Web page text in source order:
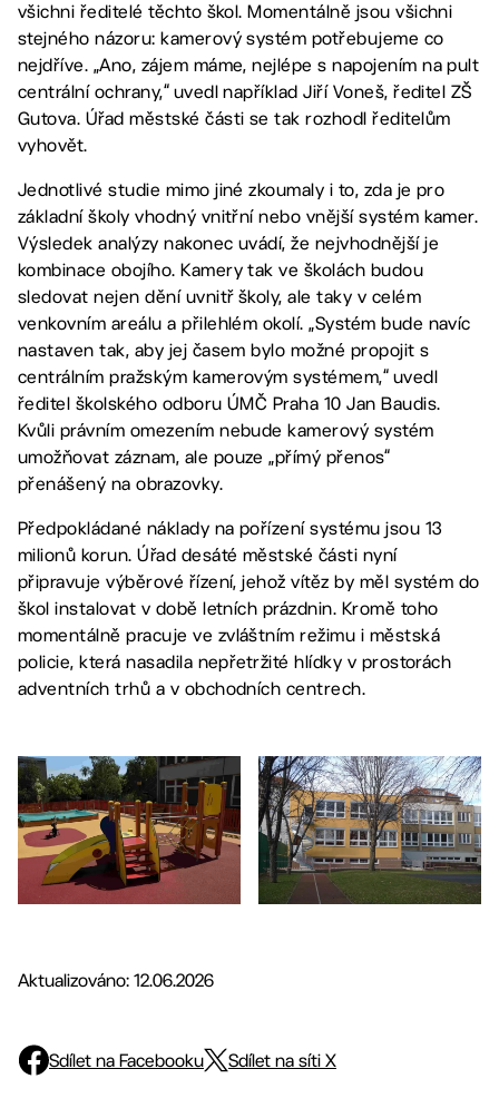
všichni ředitelé těchto škol. Momentálně jsou všichni
stejného názoru: kamerový systém potřebujeme co
nejdříve. „Ano, zájem máme, nejlépe s napojením na pult
centrální ochrany,“ uvedl například Jiří Voneš, ředitel ZŠ
Gutova. Úřad městské části se tak rozhodl ředitelům
vyhovět.
Jednotlivé studie mimo jiné zkoumaly i to, zda je pro
základní školy vhodný vnitřní nebo vnější systém kamer.
Výsledek analýzy nakonec uvádí, že nejvhodnější je
kombinace obojího. Kamery tak ve školách budou
sledovat nejen dění uvnitř školy, ale taky v celém
venkovním areálu a přilehlém okolí. „Systém bude navíc
nastaven tak, aby jej časem bylo možné propojit s
centrálním pražským kamerovým systémem,“ uvedl
ředitel školského odboru ÚMČ Praha 10 Jan Baudis.
Kvůli právním omezením nebude kamerový systém
umožňovat záznam, ale pouze „přímý přenos“
přenášený na obrazovky.
Předpokládané náklady na pořízení systému jsou 13
milionů korun. Úřad desáté městské části nyní
připravuje výběrové řízení, jehož vítěz by měl systém do
škol instalovat v době letních prázdnin. Kromě toho
momentálně pracuje ve zvláštním režimu i městská
policie, která nasadila nepřetržité hlídky v prostorách
adventních trhů a v obchodních centrech.
Aktualizováno: 12.06.2026
Sdílet na Facebooku Sdílet na síti X